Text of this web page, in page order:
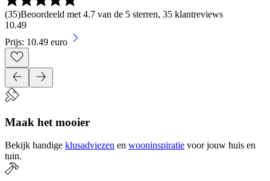
(35)Beoordeeld met 4.7 van de 5 sterren, 35 klantreviews
10.49
Prijs: 10.49 euro
Maak het mooier
Bekijk handige klusadviezen en wooninspiratie voor jouw huis en
tuin.